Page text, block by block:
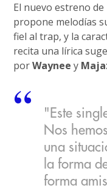
El nuevo estreno
propone melodías
fiel al trap, y la
recita una lírica
porWaynee y
"Este
Nos
una
la forma
forma